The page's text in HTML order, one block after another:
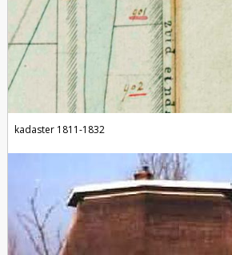
kadaster 1811-1832